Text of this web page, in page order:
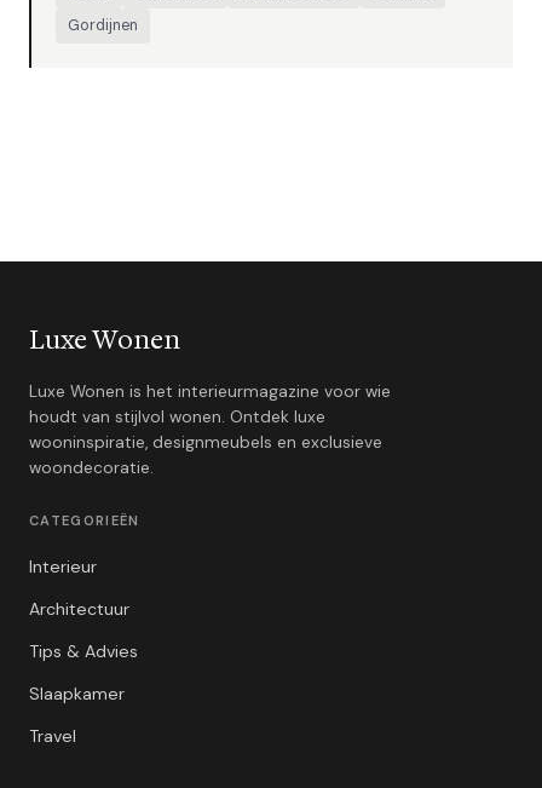
Gordijnen
Luxe Wonen
Luxe Wonen is het interieurmagazine voor wie
houdt van stijlvol wonen. Ontdek luxe
wooninspiratie, designmeubels en exclusieve
woondecoratie.
CATEGORIEËN
Interieur
Architectuur
Tips & Advies
Slaapkamer
Travel